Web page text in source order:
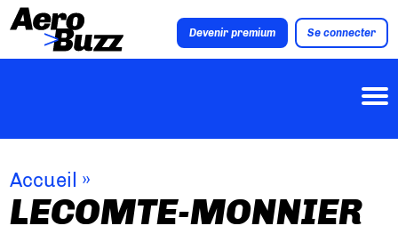
Devenir premium Se connecter
Accueil »
LECOMTE-MONNIER